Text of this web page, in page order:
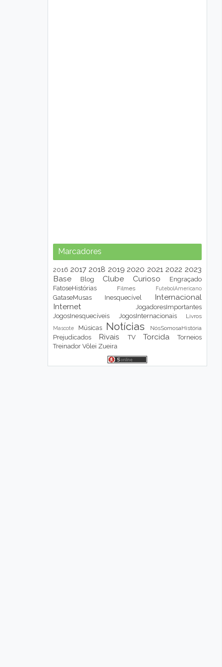
Marcadores
2016 2017 2018 2019 2020 2021 2022 2023
Base
Blog Clube Curioso
Engraçado
FatoseHistórias
Filmes FutebolAmericano
GataseMusas Inesquecível
Internacional
Internet
JogadoresImportantes
JogosInesquecíveis
JogosInternacionais Livros
Mascote Músicas Notícias NósSomosaHistória
Prejudicados Rivais TV Torcida
Torneios
Treinador Vôlei Zueira